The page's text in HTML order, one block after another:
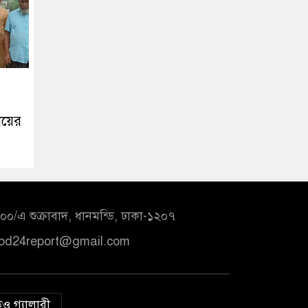
এ শুক্রাবাদ, ধানমন্ডি, ঢাকা-১২০৭
গ্যালারী